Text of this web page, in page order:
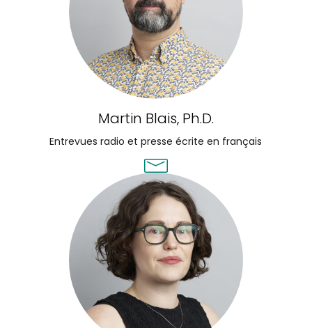
Martin Blais, Ph.D.
Entrevues radio et presse écrite en français